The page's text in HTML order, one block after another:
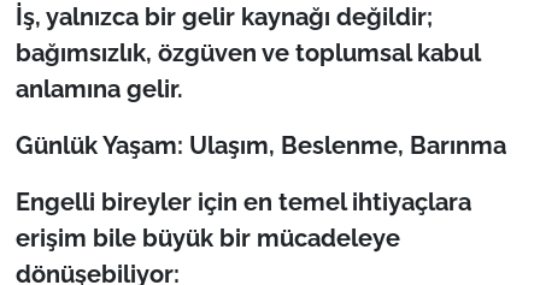
İş, yalnızca bir gelir kaynağı değildir;
bağımsızlık, özgüven ve toplumsal kabul
anlamına gelir.
Günlük Yaşam: Ulaşım, Beslenme, Barınma
Engelli bireyler için en temel ihtiyaçlara
erişim bile büyük bir mücadeleye
dönüşebiliyor: